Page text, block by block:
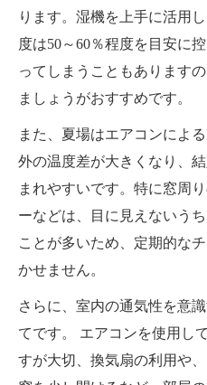
ります。湿機を上手に活用
度は50～60％程度を目安に
ってしまうこともあります
ましょうがおすすめです。
また、夏場はエアコンによ
外の温度差が大きくなり、
まれやすいです。特に窓周
ーなどは、目に見えないう
ことが多いため、定期的な
かせません。
さらに、室内の通気性を意
てです。 エアコンを使用し
すが大切、換気扇の利用や